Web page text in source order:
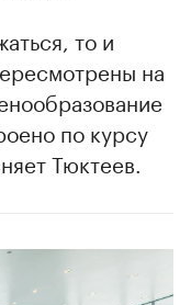
то и
на
по курсу
Тюктеев.